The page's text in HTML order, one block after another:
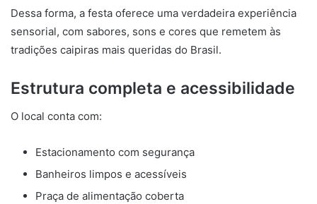
Dessa forma, a festa oferece uma verdadeira experiência
sensorial, com sabores, sons e cores que remetem às
tradições caipiras mais queridas do Brasil.
Estrutura completa e acessibilidade
O local conta com:
Estacionamento com segurança
Banheiros limpos e acessíveis
Praça de alimentação coberta